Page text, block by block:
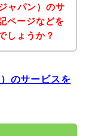
ャパン）のサ
ページなどを
しょうか？
のサービスを